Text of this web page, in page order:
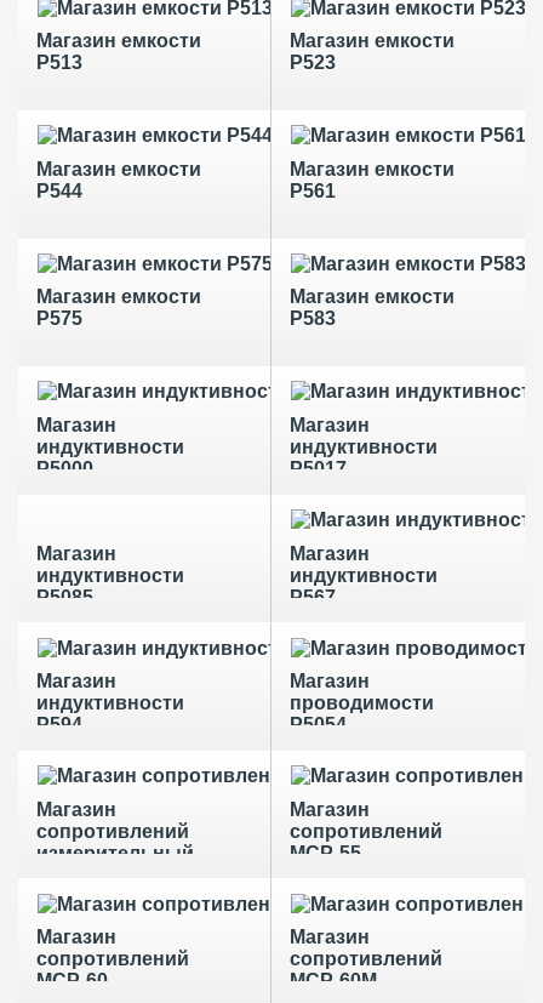
Магазин емкости
Р513
Магазин емкости
Р523
Магазин емкости
Р544
Магазин емкости
Р561
Магазин емкости
Р575
Магазин емкости
Р583
Магазин
индуктивности
Р5000
Магазин
индуктивности
Р5017
Магазин
индуктивности
Р5085
Магазин
индуктивности
Р567
Магазин
индуктивности
Р594
Магазин
проводимости
Р5054
Магазин
сопротивлений
измерительный
Магазин
сопротивлений
МСР-55
Магазин
сопротивлений
МСР-60
Магазин
сопротивлений
МСР-60М